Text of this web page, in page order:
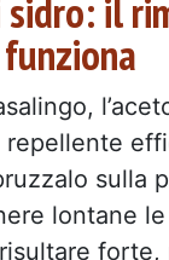
sidro: il
repellente
sulla
lontane
forte,